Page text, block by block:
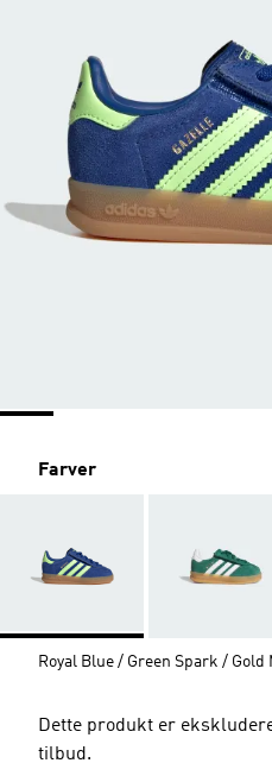
Farver
Royal Blue / Green Spark / Gold
Dette produkt er
tilbud.